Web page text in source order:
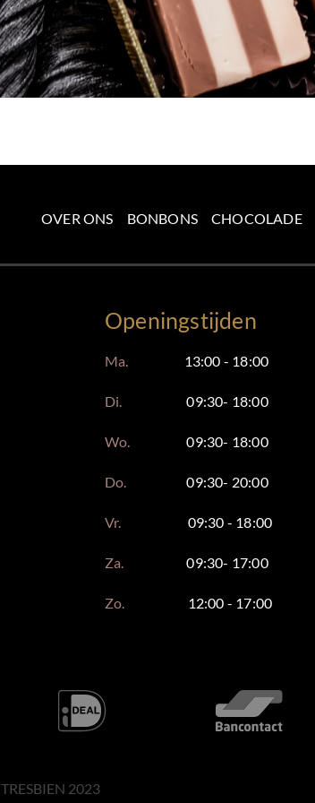
OVER ONS BONBONS CHOCOLADE
Openingstijden
Ma. 13:00 - 18:00
Di. 09:30- 18:00
Wo. 09:30- 18:00
Do. 09:30- 20:00
Vr. 09:30 - 18:00
Za. 09:30- 17:00
Zo. 12:00 - 17:00
TRESBIEN 2023